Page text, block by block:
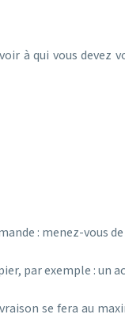
qui vous devez
: menez-vous
par exemple : un
se fera au